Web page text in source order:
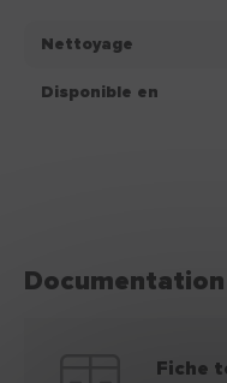
Nettoyage
Disponible en
Fiche